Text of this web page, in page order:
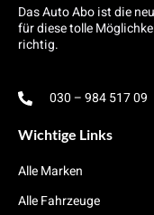
Das Auto Abo ist die
für diese tolle
richtig.
030 – 984 517 09
Wichtige Links
Alle Marken
Alle Fahrzeuge